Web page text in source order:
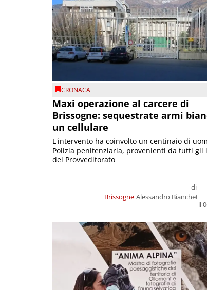
CRONACA
Maxi operazione al carcere di
Brissogne: sequestrate armi
un cellulare
Brissogne
di
Alessandro Bianchet
il
L'intervento ha coinvolto un centinaio di
Polizia penitenziaria, provenienti da tutti gli
del Provveditorato